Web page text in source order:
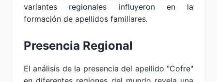
variantes regionales influyeron en la
formación de apellidos familiares.
Presencia Regional
El análisis de la presencia del apellido "Cofre"